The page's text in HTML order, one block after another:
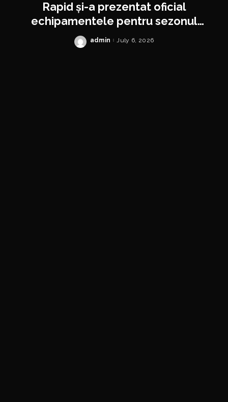
Rapid și-a prezentat oficial
echipamentele pentru sezonul
2026/2027
Posted
admin July 6, 2026